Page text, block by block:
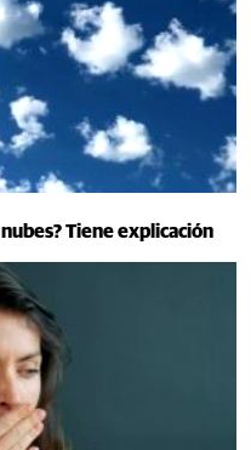
Tiene explicación